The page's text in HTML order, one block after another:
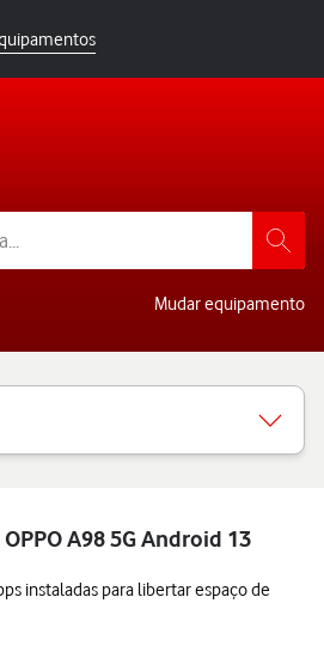
Mudar equipamento
A98 5G Android 13
instaladas para libertar espaço de